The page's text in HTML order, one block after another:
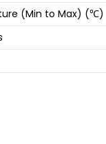
(Min to Max) (℃)